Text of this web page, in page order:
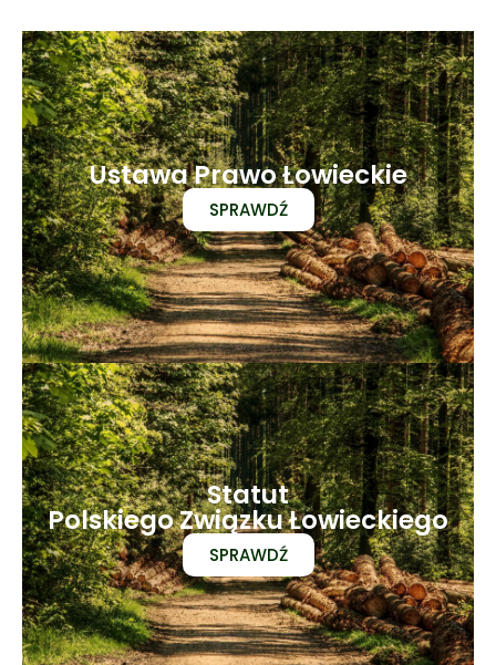
Ustawa Prawo Łowieckie
SPRAWDŹ
Statut
Polskiego Związku Łowieckiego
SPRAWDŹ